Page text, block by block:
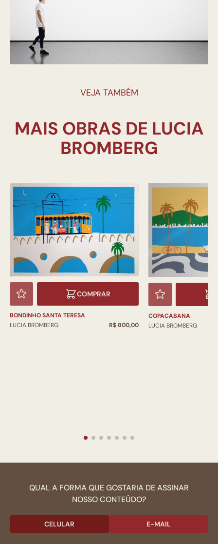
VEJA TAMBÉM
MAIS OBRAS DE LUCIA
COMPRAR
BONDINHO SANTA TERESA
LUCIA BROMBERG
R$ 800,00
COPACABANA
LUCIA BROMBERG
QUAL A FORMA QUE GOSTARIA DE ASSINAR
NOSSO CONTEÚDO?
CELULAR E-MAIL